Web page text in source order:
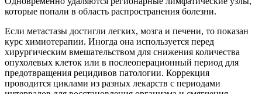
которые попали в область распространения болезни.
Если метастазы достигли легких, мозга и печени, то показан
курс химиотерапии. Иногда она используется перед
хирургическим вмешательством для снижения количества
опухолевых клеток или в послеоперационный период для
предотвращения рецидивов патологии. Коррекция
проводится циклами из разных лекарств с периодами